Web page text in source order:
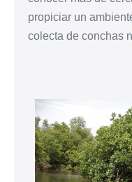
propiciar un
colecta de conchas